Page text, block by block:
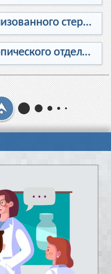
Услуги централизованного стерилизационного отделения
Услуги эндоскопического отделения